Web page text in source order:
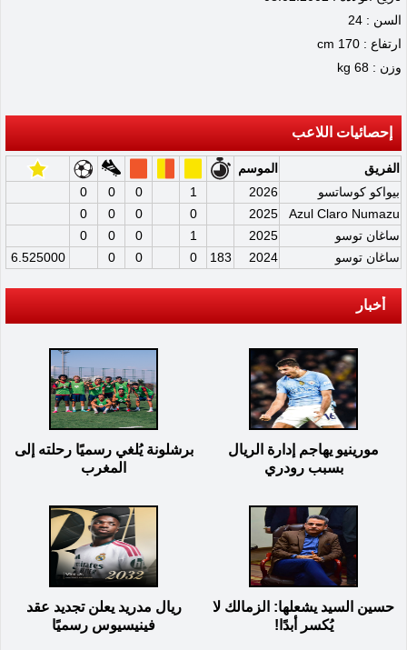
السن : 24
ارتفاع : 170 cm
وزن : 68 kg
إحصائيات اللاعب
الفريق
الموسم
بيواكو كوساتسو
2026
1
0
0
0
Azul Claro Numazu
2025
0
0
0
0
ساغان توسو
2025
1
0
0
0
ساغان توسو
2024
183
0
0
0
6.525000
أخبار
مورينيو يهاجم إدارة الريال
بسبب رودري
برشلونة يُلغي رسميًا رحلته إلى
المغرب
حسين السيد يشعلها: الزمالك لا
يُكسر أبدًا!
ريال مدريد يعلن تجديد عقد
فينيسيوس رسميًا